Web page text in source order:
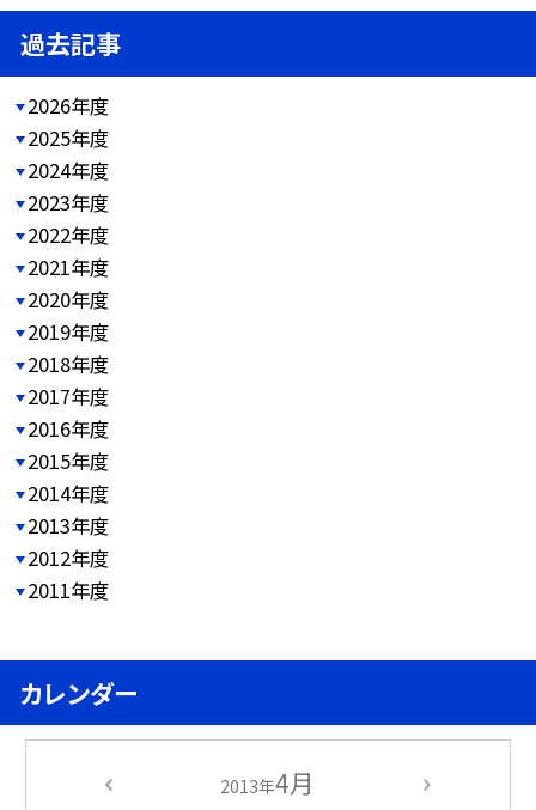
過去記事
2026年度
2025年度
2024年度
2023年度
2022年度
2021年度
2020年度
2019年度
2018年度
2017年度
2016年度
2015年度
2014年度
2013年度
2012年度
2011年度
カレンダー
2013年4月